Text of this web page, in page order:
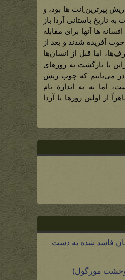
پیرترین ِانت ها بود، و
به تاریخ باستانی آردا باز
‌‌‌ها آنها برای مقابله
چوب آفریده شدند و بعد از
اما قبل از انسان‌ها
با بازگشت به روزهای
در می‌یابیم که چوب ریش
اما نه به اندازۀ تام
از اولین روزها با آردا
فاسد شده به دست
مورگول)